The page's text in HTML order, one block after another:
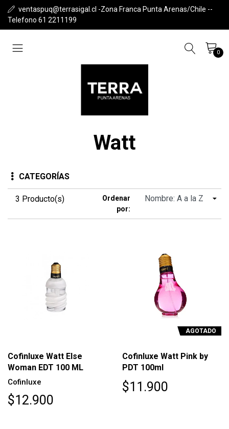
ventaspuq@terrasigal.cl -Zona Franca Punta Arenas/Chile --
Telefono 61 2211199
0
Watt
CATEGORÍAS
3 Producto(s)
Ordenar
por:
Cofinluxe Watt Else
Woman EDT 100 ML
Cofinluxe
$12.900
AGOTADO
Cofinluxe Watt Pink by
PDT 100ml
$11.900